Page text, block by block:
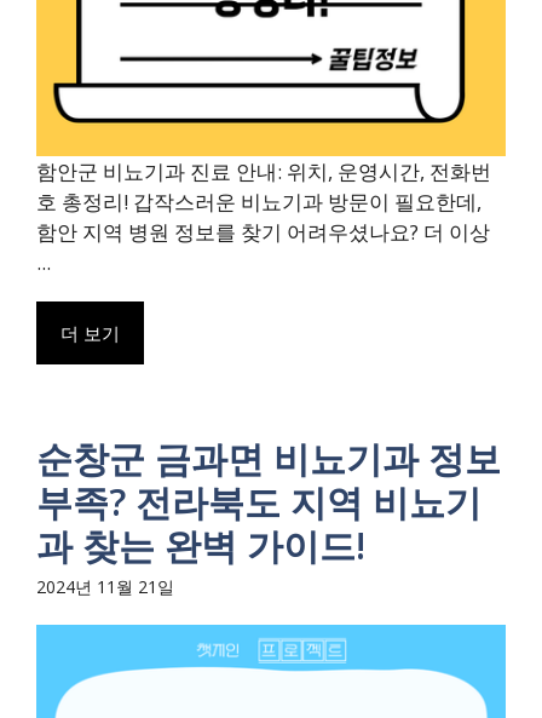
함안군 비뇨기과 진료 안내: 위치, 운영시간, 전화번
호 총정리! 갑작스러운 비뇨기과 방문이 필요한데,
함안 지역 병원 정보를 찾기 어려우셨나요? 더 이상
...
더 보기
순창군 금과면 비뇨기과 정보
부족? 전라북도 지역 비뇨기
과 찾는 완벽 가이드!
2024년 11월 21일